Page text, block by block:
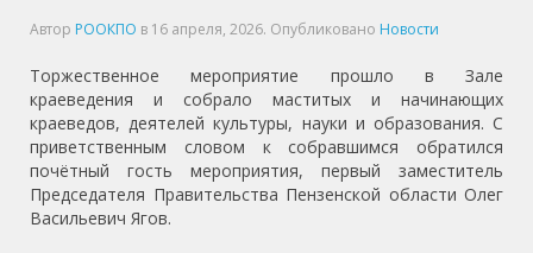
Автор РООКПО в 16 апреля, 2026. Опубликовано Новости
Торжественное мероприятие прошло в Зале
краеведения и собрало маститых и начинающих
краеведов, деятелей культуры, науки и образования. С
приветственным словом к собравшимся обратился
почётный гость мероприятия, первый заместитель
Председателя Правительства Пензенской области Олег
Васильевич Ягов.